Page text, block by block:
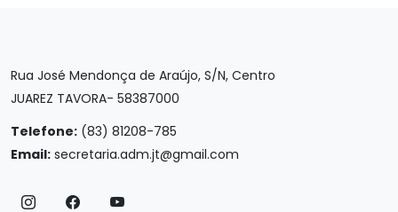
Rua José Mendonça de Araújo, S/N, Centro
JUAREZ TAVORA- 58387000
Telefone: (83) 81208-785
Email: secretaria.adm.jt@gmail.com